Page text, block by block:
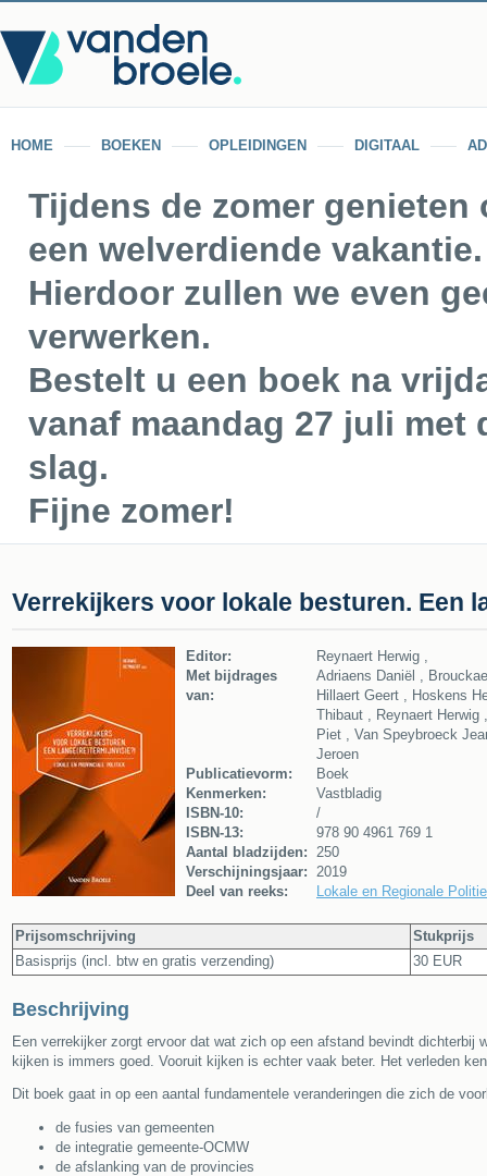
HOME BOEKEN OPLEIDINGEN DIGITAAL
Tijdens de zomer genieten
een welverdiende vakantie.
Hierdoor zullen we even
verwerken.
Bestelt u een boek na
vanaf maandag 27 juli met
slag.
Fijne zomer!
Verrekijkers voor lokale besturen. Een
Editor:
Reynaert Herwig ,
Met bijdrages
van:
Adriaens Daniël ,
Hillaert Geert , Hoskens
Thibaut , Reynaert
Piet , Van Speybroeck
Jeroen
Publicatievorm:
Boek
Kenmerken:
Vastbladig
ISBN-10:
/
ISBN-13:
978 90 4961 769 1
Aantal bladzijden: 250
Verschijningsjaar: 2019
Deel van reeks:
Lokale en Regionale
Prijsomschrijving
Stukprijs
Basisprijs (incl. btw en gratis verzending)
30 EUR
Beschrijving
Een verrekijker zorgt ervoor dat wat zich op een afstand bevindt
kijken is immers goed. Vooruit kijken is echter vaak beter. Het verleden
Dit boek gaat in op een aantal fundamentele veranderingen die zich de
de fusies van gemeenten
de integratie gemeente-OCMW
de afslanking van de provincies